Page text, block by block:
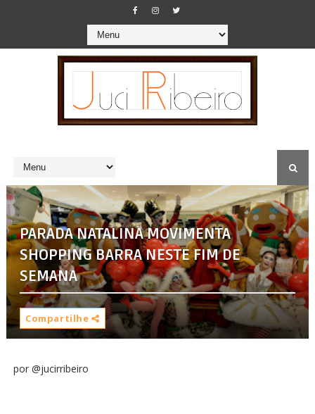
PARADA NATALINA MOVIMENTA
SHOPPING BARRA NESTE FIM DE
SEMANA
Compartilhe
por @jucirribeiro